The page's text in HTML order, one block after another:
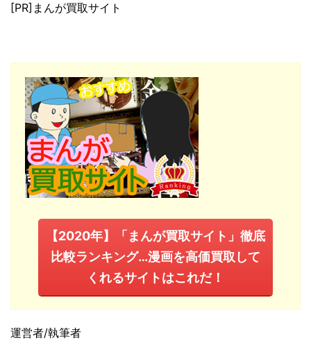
[PR]まんが買取サイト
【2020年】「まんが買取サイト」徹底
比較ランキング…漫画を高価買取して
くれるサイトはこれだ！
運営者/執筆者